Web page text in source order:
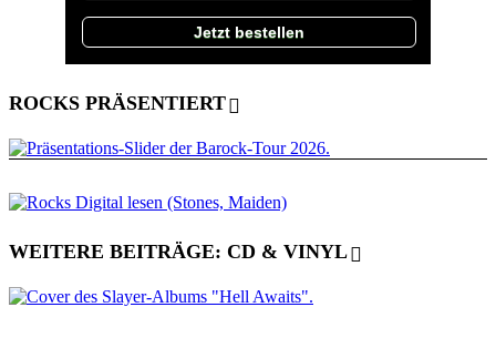
Jetzt bestellen
ROCKS PRÄSENTIERT
WEITERE BEITRÄGE: CD & VINYL